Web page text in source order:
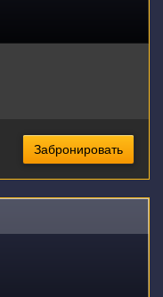
Забронировать